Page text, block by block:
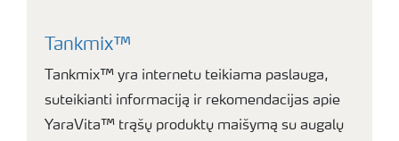
Tankmix™
Tankmix™ yra internetu teikiama paslauga,
suteikianti informaciją ir rekomendacijas apie
YaraVita™ trąšų produktų maišymą su augalų